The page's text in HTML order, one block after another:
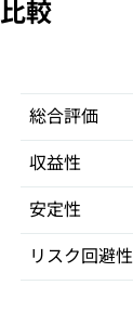
較
総合評価
収益性
安定性
リスク回避性